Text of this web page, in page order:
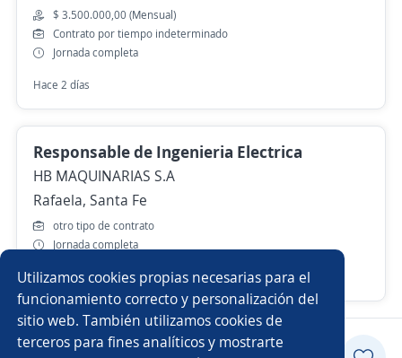
Utilizamos cookies propias necesarias para el
funcionamiento correcto y personalización del
sitio web. También utilizamos cookies de
terceros para fines analíticos y mostrarte
$ 3.500.000,00 (Mensual)
Contrato por tiempo indeterminado
Jornada completa
Hace 2 días
Responsable de Ingenieria Electrica
HB MAQUINARIAS S.A
Rafaela, Santa Fe
otro tipo de contrato
Jornada completa
Más de 30 días